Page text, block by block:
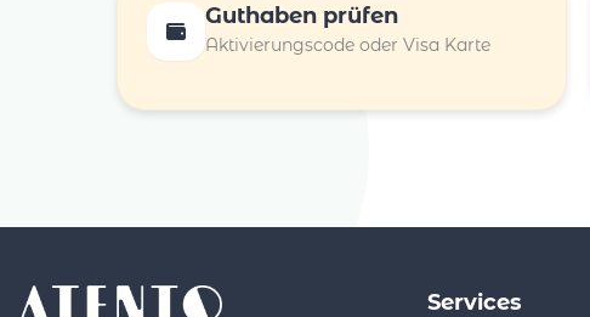
Guthaben prüfen
Aktivierungscode oder Visa Karte
Services